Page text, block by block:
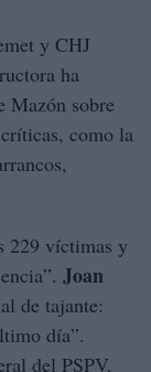
y CHJ
ha
Mazón sobre
como la
229 víctimas y
Joan
de tajante:
día”.
del PSPV,